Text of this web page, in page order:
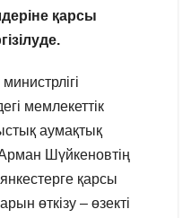
қарсы
мемлекеттік
аумақтық
Шүйкеновтің
қарсы
өткізу – өзекті